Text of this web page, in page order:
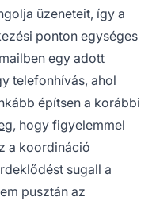
üzeneteit, így a
ponton egységes
egy adott
telefonhívás, ahol
építsen a korábbi
, hogy figyelemmel
a koordináció
sugall a
pusztán az